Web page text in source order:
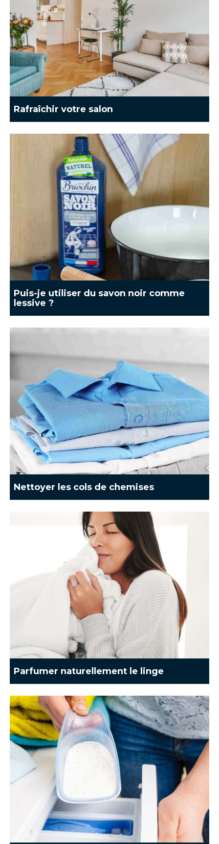
Rafraîchir votre salon
Puis-je utiliser du savon noir comme
lessive ?
Nettoyer les cols de chemises
Parfumer naturellement le linge